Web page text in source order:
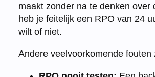
maakt zonder na te denken over
heb je feitelijk een RPO van 24
wilt of niet.
Andere veelvoorkomende fouten